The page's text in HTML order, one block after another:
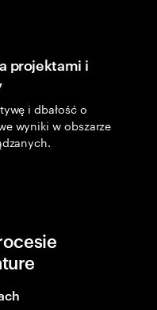
projektami i
i dbałość o
wyniki w obszarze